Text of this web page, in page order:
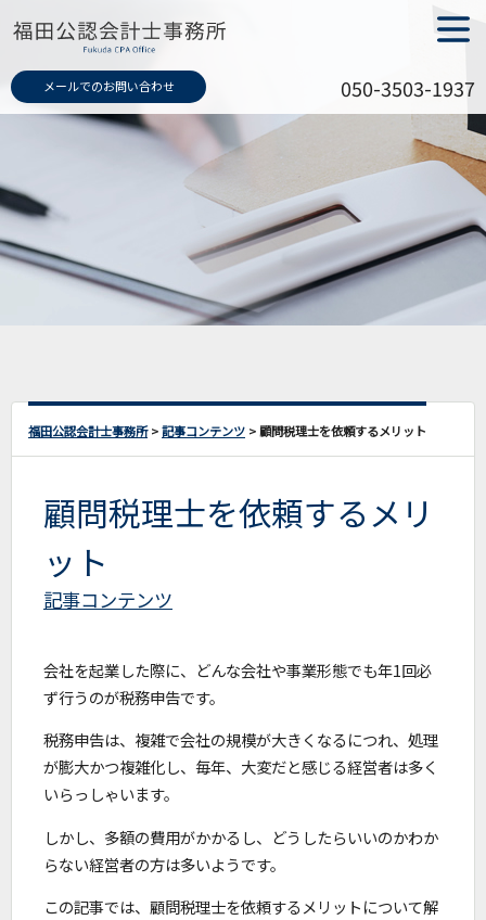
メールでのお問い合わせ 050-3503-1937
福田公認会計士事務所>記事コンテンツ >顧問税理士を依頼するメリット
顧問税理士を依頼するメリ
ット
記事コンテンツ
会社を起業した際に、どんな会社や事業形態でも年1回必
ず行うのが税務申告です。
税務申告は、複雑で会社の規模が大きくなるにつれ、処理
が膨大かつ複雑化し、毎年、大変だと感じる経営者は多く
いらっしゃいます。
しかし、多額の費用がかかるし、どうしたらいいのかわか
らない経営者の方は多いようです。
この記事では、顧問税理士を依頼するメリットについて解